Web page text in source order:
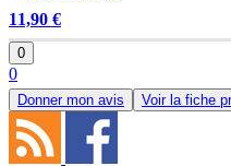
11,90 €
0
0
Donner mon avis Voir la fiche